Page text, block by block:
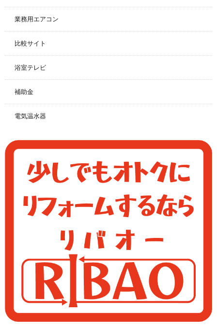
業務用エアコン
比較サイト
浴室テレビ
補助金
電気温水器